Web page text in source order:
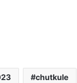
chutkule